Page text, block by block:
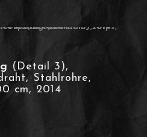
(Detail 3),
Stahlrohre,
cm, 2014